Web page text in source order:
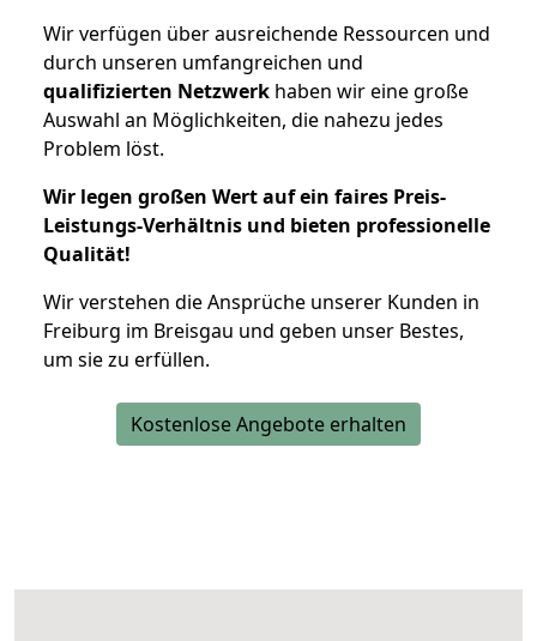
Wir verfügen über ausreichende Ressourcen und
durch unseren umfangreichen und
qualifizierten Netzwerk haben wir eine große
Auswahl an Möglichkeiten, die nahezu jedes
Problem löst.
Wir legen großen Wert auf ein faires Preis-
Leistungs-Verhältnis und bieten professionelle
Qualität!
Wir verstehen die Ansprüche unserer Kunden in
Freiburg im Breisgau und geben unser Bestes,
um sie zu erfüllen.
Kostenlose Angebote erhalten